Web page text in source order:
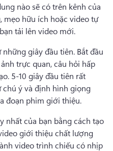
nào sẽ có trên kênh của
mẹo hữu ích hoặc video tự
tải lên video mới.
giây đầu tiên. Bắt đầu
trực quan, câu hỏi hấp
5-10 giây đầu tiên rất
ý và định hình giọng
đoạn phim giới thiệu.
nhất của bạn bằng cách tạo
giới thiệu chất lượng
video trình chiếu có nhịp